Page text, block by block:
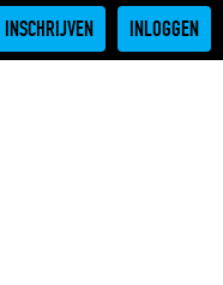
INSCHRIJVEN INLOGGEN